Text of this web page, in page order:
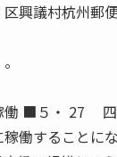
興議村杭州郵
働 ■５・ 27
働することにな